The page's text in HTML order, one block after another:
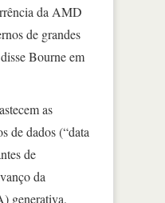
da AMD
de grandes
Bourne em
as
de dados (“data
de
da
generativa,